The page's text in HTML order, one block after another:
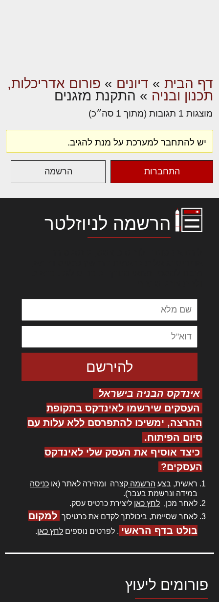
דף הבית » דיונים » פורום אדריכלות,
תכנון ובניה » התקנת מזגנים
מוצגות 1 תגובות (מתוך 1 סה״כ)
יש להתחבר למערכת על מנת להגיב.
התחברות הרשמה
הרשמה לניוזלטר
אינדקס הבניה בישראל
העסקים שירשמו לאינדקס בתקופת
ההרצה, ימשיכו להתפרסם ללא עלות עם
סיום הפיתוח.
כיצד אוסיף את העסק שלי לאינדקס
העסקים?
ראשית, בצע הרשמה קצרה ומהירה לאתר (או כניסה
במידה ונרשמת בעבר).
לאחר מכן, לחץ כאן ליצירת כרטיס עסק.
לאחר שסיימת, ביכולתך לקדם את כרטיסך למקום
בולט בדף הראשי . לפרטים נוספים לחץ כאן.
פורומים ליעוץ